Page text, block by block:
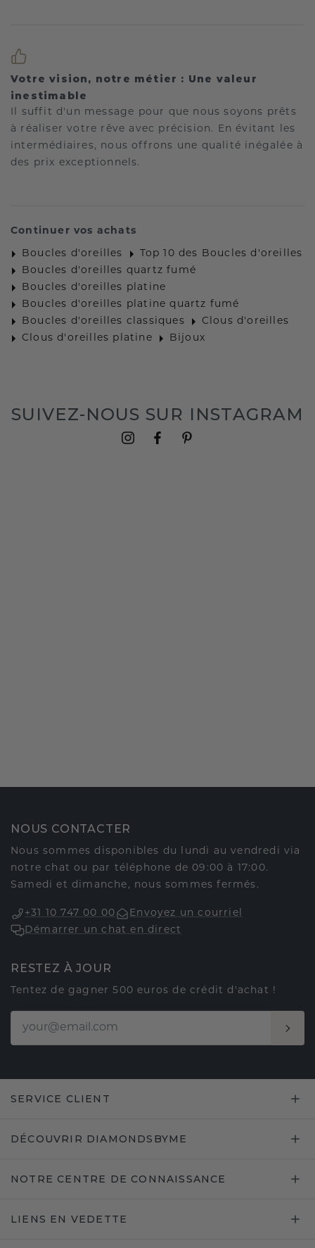
Votre vision, notre métier : Une valeur
inestimable
Il suffit d'un message pour que nous soyons prêts
à réaliser votre rêve avec précision. En évitant les
intermédiaires, nous offrons une qualité inégalée à
des prix exceptionnels.
Continuer vos achats
Boucles d'oreilles
Top 10 des Boucles d'oreilles
Boucles d'oreilles quartz fumé
Boucles d'oreilles platine
Boucles d'oreilles platine quartz fumé
Boucles d'oreilles classiques
Clous d'oreilles
Clous d'oreilles platine
Bijoux
SUIVEZ-NOUS SUR INSTAGRAM
NOUS CONTACTER
Nous sommes disponibles du lundi au vendredi via
notre chat ou par téléphone de 09:00 à 17:00.
Samedi et dimanche, nous sommes fermés.
+31 10 747 00 00
Envoyez un courriel
Démarrer un chat en direct
RESTEZ À JOUR
Tentez de gagner 500 euros de crédit d'achat !
SERVICE CLIENT
DÉCOUVRIR DIAMONDSBYME
NOTRE CENTRE DE CONNAISSANCE
LIENS EN VEDETTE